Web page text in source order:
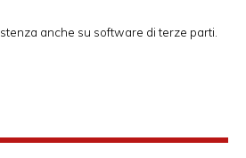
anche su software di terze parti.